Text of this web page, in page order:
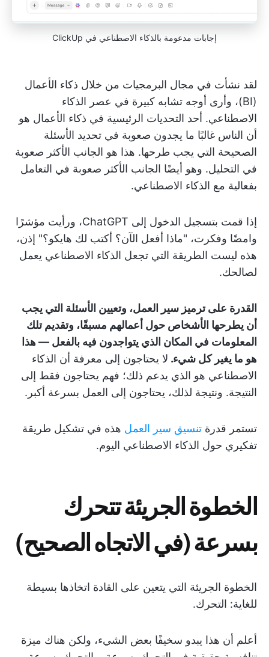
إجابات مدعومة بالذكاء الاصطناعي في ClickUp
لقد نشأت في مجال البرمجيات من خلال ذكاء الأعمال
(BI)، وأرى أوجه تشابه كبيرة في عصر الذكاء
الاصطناعي. أحد التحديات الرئيسية في ذكاء الأعمال هو
أن الناس غالبًا ما يجدون صعوبة في تحديد الأسئلة
الصحيحة التي يجب طرحها. هذا هو الجانب الأكثر صعوبة
في التحليل. وهو أيضًا الجانب الأكثر صعوبة في التعامل
بفعالية مع الذكاء الاصطناعي.
إذا قمت بتسجيل الدخول إلى ChatGPT، ورأيت مؤشرًا
وامضًا وفكرت، "ماذا أفعل الآن؟ أكتب لك هايكو؟" إذن،
هذه ليست الطريقة التي تجعل الذكاء الاصطناعي يعمل
لصالحك.
القدرة على ترميز سير العمل، وتعيين الأسئلة التي يجب
أن يطرحها الأشخاص حول أعمالهم مسبقًا، وتقديم تلك
المعلومات في المكان الذي يتواجدون فيه بالفعل — هذا
هو ما يغير كل شيء. لا يحتاجون إلى معرفة أن الذكاء
الاصطناعي هو الذي يدعم ذلك؛ فهم يحتاجون فقط إلى
النتيجة. ونتيجة لذلك، يحتاجون إلى العمل بسرعة أكبر.
تستمر قدرة تنسيق سير العمل هذه في تشكيل طريقة
تفكيري حول الذكاء الاصطناعي اليوم.
الخطوة الجريئة تتحرك
بسرعة (في الاتجاه الصحيح)
الخطوة الجريئة التي يتعين على القادة اتخاذها بسيطة
للغاية: التحرك.
أعلم أن هذا يبدو سخيفًا بعض الشيء، ولكن هناك ميزة